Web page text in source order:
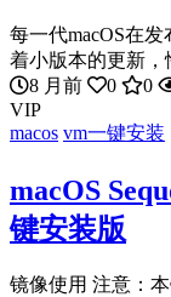
每一代macOS在
着小版本的更新，
8 月前
0 0
VIP
macos vm一键安装
macOS
键安装版
镜像使用 注意：